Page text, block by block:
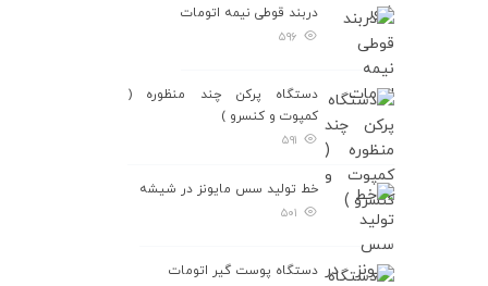
دربند قوطی نيمه اتومات
۵۹۶
دستگاه پرکن چند منظوره (
کمپوت و کنسرو )
۵۹۱
خط تولید سس مایونز در شیشه
۵۰۱
دستگاه پوست گیر اتومات